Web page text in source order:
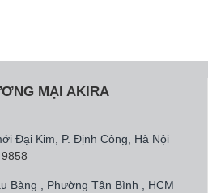
MẠI AKIRA
Đại Kim, P. Định Công, Hà Nội
Bàng , Phường Tân Bình , HCM